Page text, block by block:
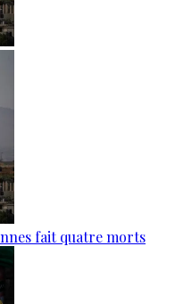
fait quatre morts